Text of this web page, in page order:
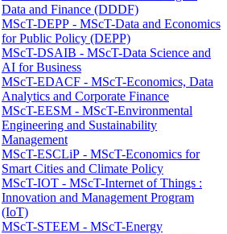
Data and Finance (DDDF)
MScT-DEPP - MScT-Data and Economics
for Public Policy (DEPP)
MScT-DSAIB - MScT-Data Science and
AI for Business
MScT-EDACF - MScT-Economics, Data
Analytics and Corporate Finance
MScT-EESM - MScT-Environmental
Engineering and Sustainability
Management
MScT-ESCLiP - MScT-Economics for
Smart Cities and Climate Policy
MScT-IOT - MScT-Internet of Things :
Innovation and Management Program
(IoT)
MScT-STEEM - MScT-Energy